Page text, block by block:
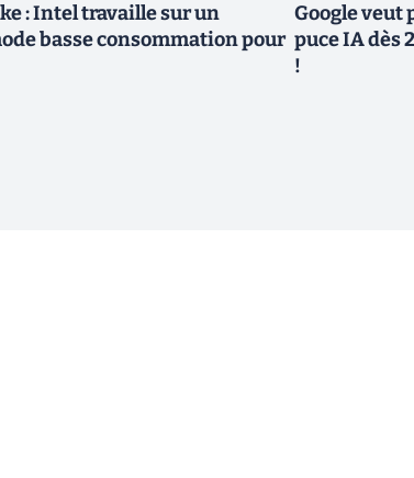
: Intel travaille sur un
basse consommation pour
Google veut
puce IA dès
!